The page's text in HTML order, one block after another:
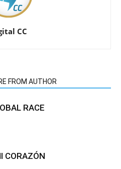
CC
FROM AUTHOR
RACE
CORAZÓN